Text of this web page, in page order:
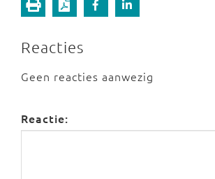
Reacties
Geen reacties aanwezig
Reactie: